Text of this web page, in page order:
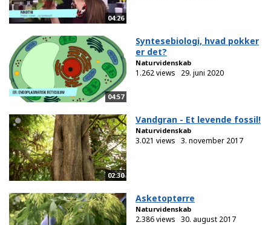
04:26
04:57
Syntesebiologi, hvad pokker
er det?
Naturvidenskab
1.262 views 29. juni 2020
02:30
Vandgran - Et levende fossil!
Naturvidenskab
3.021 views 3. november 2017
Asketoptørre
Naturvidenskab
2.386 views 30. august 2017